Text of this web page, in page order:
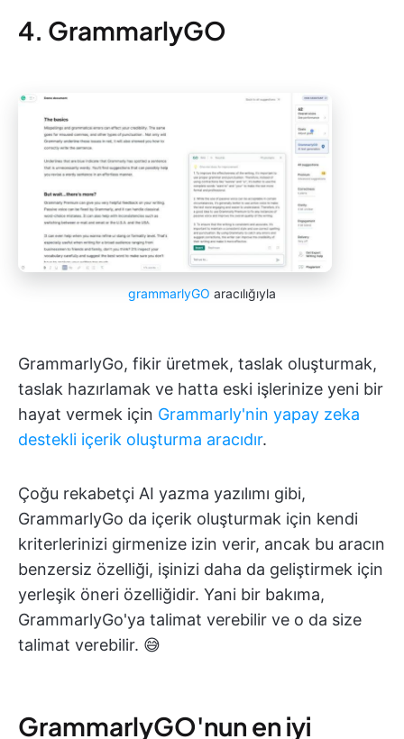
4. GrammarlyGO
grammarlyGO aracılığıyla
GrammarlyGo, fikir üretmek, taslak oluşturmak,
taslak hazırlamak ve hatta eski işlerinize yeni bir
hayat vermek için Grammarly'nin yapay zeka
destekli içerik oluşturma aracıdır.
Çoğu rekabetçi AI yazma yazılımı gibi,
GrammarlyGo da içerik oluşturmak için kendi
kriterlerinizi girmenize izin verir, ancak bu aracın
benzersiz özelliği, işinizi daha da geliştirmek için
yerleşik öneri özelliğidir. Yani bir bakıma,
GrammarlyGo'ya talimat verebilir ve o da size
talimat verebilir. 😅
GrammarlyGO'nun en iyi